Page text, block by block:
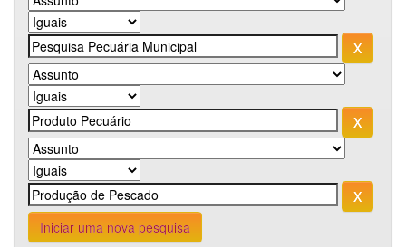
Iniciar uma nova pesquisa